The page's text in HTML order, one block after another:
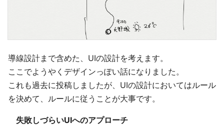
導線設計まで含めた、UIの設計を考えます。
ここでようやくデザインっぽい話になりました。
これも過去に投稿しましたが、UIの設計においてはルール
を決めて、ルールに従うことが大事です。
失敗しづらいUIへのアプローチ